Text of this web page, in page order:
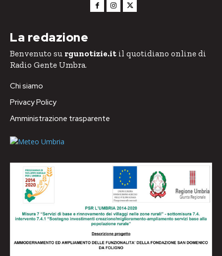
La redazione
Benvenuto su rgunotizie.it il quotidiano online di
Radio Gente Umbra.
Chi siamo
Privacy Policy
Amministrazione trasparente